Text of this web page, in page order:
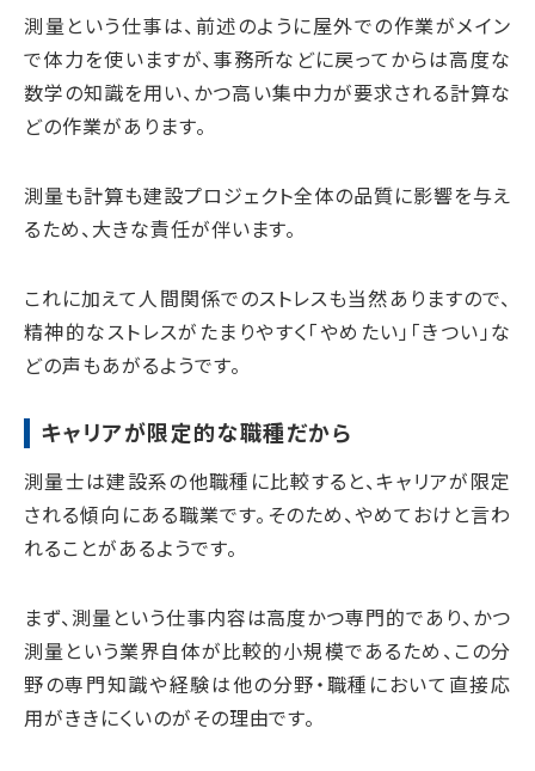
測量という仕事は、前述のように屋外での作業がメイン
で体力を使いますが、事務所などに戻ってからは高度な
数学の知識を用い、かつ高い集中力が要求される計算な
どの作業があります。
測量も計算も建設プロジェクト全体の品質に影響を与え
るため、大きな責任が伴います。
これに加えて人間関係でのストレスも当然ありますので、
精神的なストレスがたまりやすく「やめたい」「きつい」な
どの声もあがるようです。
キャリアが限定的な職種だから
測量士は建設系の他職種に比較すると、キャリアが限定
される傾向にある職業です。そのため、やめておけと言わ
れることがあるようです。
まず、測量という仕事内容は高度かつ専門的であり、かつ
測量という業界自体が比較的小規模であるため、この分
野の専門知識や経験は他の分野・職種において直接応
用がききにくいのがその理由です。